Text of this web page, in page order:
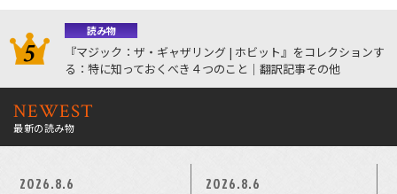
読み物
『マジック：ザ・ギャザリング | ホビット』をコレクションす
る：特に知っておくべき４つのこと｜翻訳記事その他
NEWEST
最新の読み物
2026.8.6 2026.8.6